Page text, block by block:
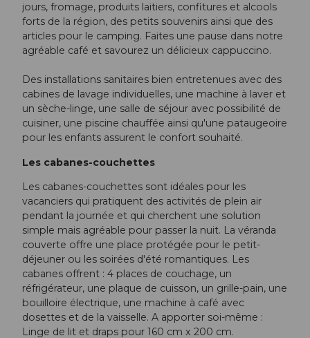
jours, fromage, produits laitiers, confitures et alcools
forts de la région, des petits souvenirs ainsi que des
articles pour le camping. Faites une pause dans notre
agréable café et savourez un délicieux cappuccino.
Des installations sanitaires bien entretenues avec des
cabines de lavage individuelles, une machine à laver et
un sèche-linge, une salle de séjour avec possibilité de
cuisiner, une piscine chauffée ainsi qu'une pataugeoire
pour les enfants assurent le confort souhaité.
Les cabanes-couchettes
Les cabanes-couchettes sont idéales pour les
vacanciers qui pratiquent des activités de plein air
pendant la journée et qui cherchent une solution
simple mais agréable pour passer la nuit. La véranda
couverte offre une place protégée pour le petit-
déjeuner ou les soirées d'été romantiques. Les
cabanes offrent : 4 places de couchage, un
réfrigérateur, une plaque de cuisson, un grille-pain, une
bouilloire électrique, une machine à café avec
dosettes et de la vaisselle. A apporter soi-même :
Linge de lit et draps pour 160 cm x 200 cm.